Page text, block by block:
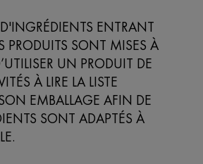
ENTRANT
SONT MISES À
UN PRODUIT DE
À LIRE LA LISTE
EMBALLAGE AFIN DE
SONT ADAPTÉS À